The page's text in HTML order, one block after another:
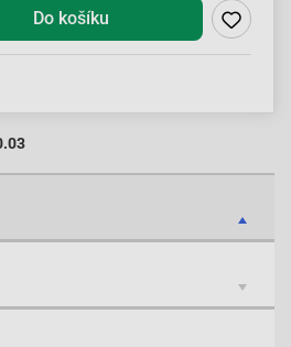
Do košíku